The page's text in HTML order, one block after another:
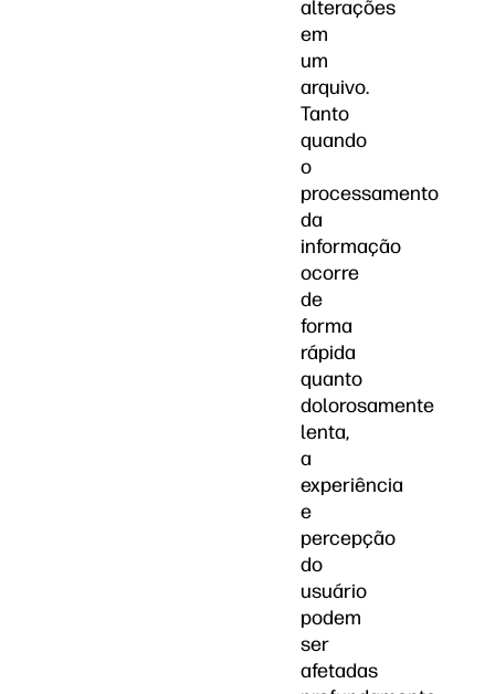
alterações
em
um
arquivo.
Tanto
quando
o
processamento
da
informação
ocorre
de
forma
rápida
quanto
dolorosamente
lenta,
a
experiência
e
percepção
do
usuário
podem
ser
afetadas